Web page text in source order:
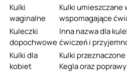
Kulki
waginalne
Kulki
wspomagające
Kuleczki
dopochwowe
Inna nazwa dla
ćwiczeń i
Kulki dla
kobiet
Kulki
Kegla oraz